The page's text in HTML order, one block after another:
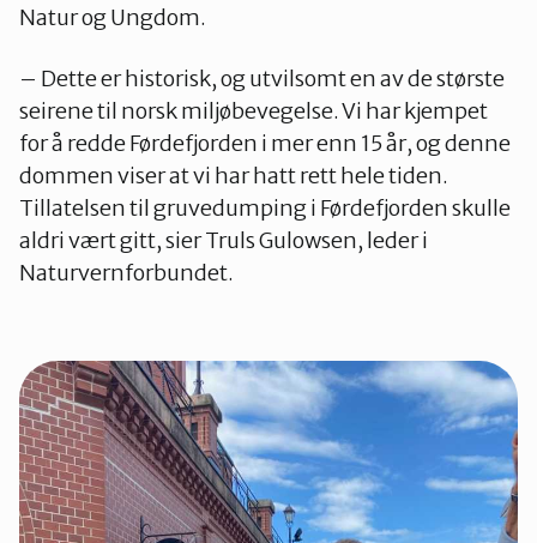
Natur og Ungdom.
– Dette er historisk, og utvilsomt en av de største
seirene til norsk miljøbevegelse. Vi har kjempet
for å redde Førdefjorden i mer enn 15 år, og denne
dommen viser at vi har hatt rett hele tiden.
Tillatelsen til gruvedumping i Førdefjorden skulle
aldri vært gitt, sier Truls Gulowsen, leder i
Naturvernforbundet.